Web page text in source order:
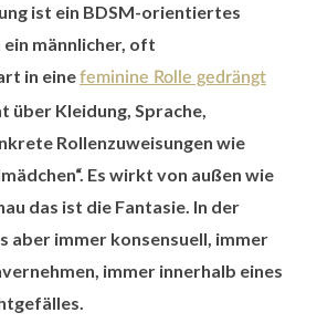
ist ein BDSM-orientiertes
ein männlicher, oft
in einefeminine Rolle gedrängt
über Kleidung, Sprache,
Rollenzuweisungen wie
Es wirkt von außen wie
das ist die Fantasie. In der
aber immer konsensuell, immer
immer innerhalb eines